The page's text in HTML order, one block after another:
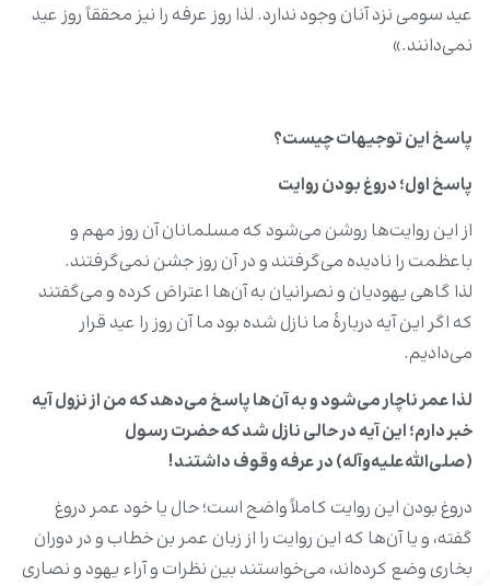
عید سومی نزد آنان وجود ندارد. لذا روز عرفه را نیز محققاً روز عید
نمی‌دانند.»
پاسخ این توجیهات چیست؟
پاسخ اول؛ دروغ بودن روایت
از این روایت‌ها روشن می‌شود که مسلمانان آن روز مهم و
باعظمت را نادیده می‌گرفتند و در آن روز جشن نمی‌گرفتند.
لذا گاهی یهودیان و نصرانیان به آن‌ها اعتراض کرده و می‌گفتند
که اگر این آیه دربارۀ ما نازل شده بود ما آن روز را عید قرار
می‌دادیم.
لذا عمر ناچار می‌شود و به آن‌ها پاسخ می‌دهد که من از نزول آیه
خبر دارم؛ این آیه در حالی نازل شد که حضرت رسول
(‌صلی‌الله‌علیه‌وآله) در عرفه وقوف داشتند!
دروغ بودن این روایت کاملاً واضح است؛ حال یا خود عمر دروغ
گفته، و یا آن‌ها که این روایت را از زبان عمر بن خطاب و در دوران
بخاری وضع کرده‌اند، می‌خواستند بین نظرات و آراء یهود و نصاری